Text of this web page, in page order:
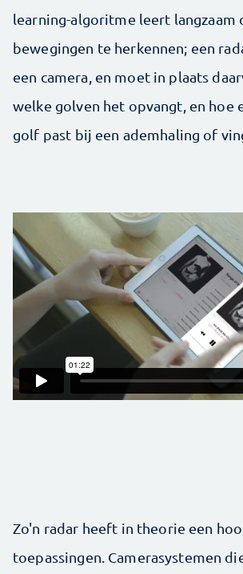
learning-algoritme leert langzaam
bewegingen te herkennen; een
een camera, en moet in plaats
welke golven het opvangt, en hoe
golf past bij een ademhaling of
Zo'n radar heeft in theorie een
toepassingen. Camerasystemen